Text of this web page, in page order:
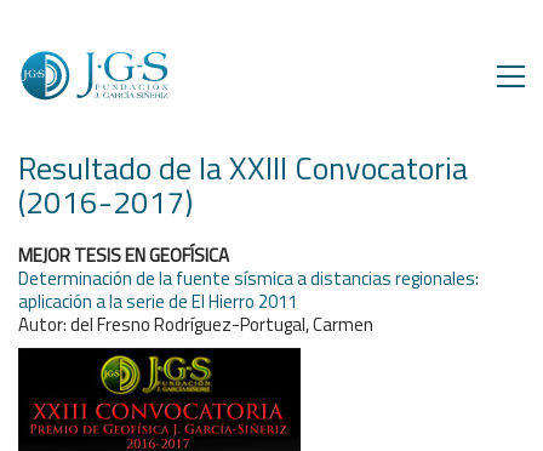
Resultado de la XXIII Convocatoria
(2016-2017)
MEJOR TESIS EN GEOFÍSICA
Determinación de la fuente sísmica a distancias regionales:
aplicación a la serie de El Hierro 2011
Autor: del Fresno Rodríguez-Portugal, Carmen